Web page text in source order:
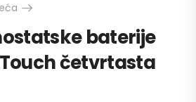
baterije
četvrtasta